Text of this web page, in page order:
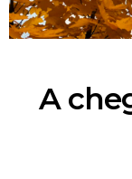
A